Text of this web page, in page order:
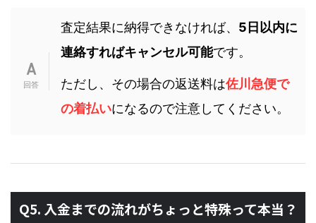
査定結果に納得できなければ、 5日以内に
連絡すればキャンセル可能です。
ただし、その場合の返送料は佐川急便で
の着払いになるので注意してください。
Q5. 入金までの流れがちょっと特殊って本当？